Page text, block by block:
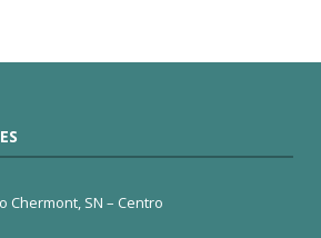
Chermont, SN – Centro